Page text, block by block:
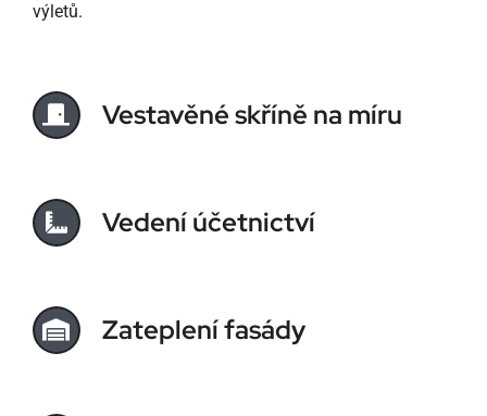
výletů.
Vestavěné skříně na míru
Vedení účetnictví
Zateplení fasády